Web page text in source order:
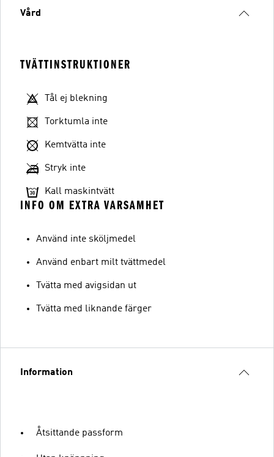
Vård
TVÄTTINSTRUKTIONER
Tål ej blekning
Torktumla inte
Kemtvätta inte
Stryk inte
Kall maskintvätt
INFO OM EXTRA VARSAMHET
Använd inte sköljmedel
Använd enbart milt tvättmedel
Tvätta med avigsidan ut
Tvätta med liknande färger
Information
Åtsittande passform